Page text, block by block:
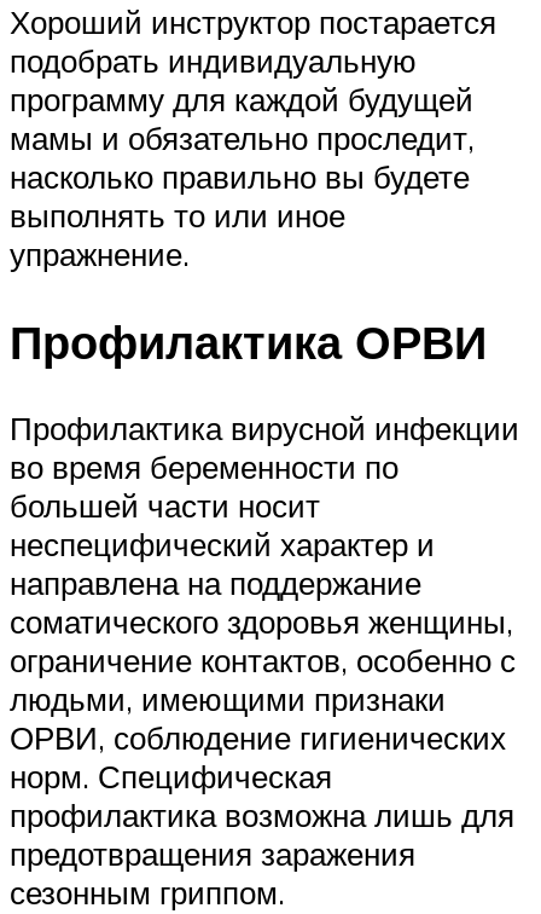
Хороший инструктор постарается
подобрать индивидуальную
программу для каждой будущей
мамы и обязательно проследит,
насколько правильно вы будете
выполнять то или иное
упражнение.
Профилактика ОРВИ
Профилактика вирусной инфекции
во время беременности по
большей части носит
неспецифический характер и
направлена на поддержание
соматического здоровья женщины,
ограничение контактов, особенно с
людьми, имеющими признаки
ОРВИ, соблюдение гигиенических
норм. Специфическая
профилактика возможна лишь для
предотвращения заражения
сезонным гриппом.